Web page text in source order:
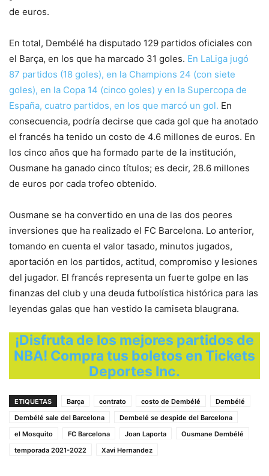
de euros.
En total, Dembélé ha disputado 129 partidos oficiales con
el Barça, en los que ha marcado 31 goles. En LaLiga jugó
87 partidos (18 goles), en la Champions 24 (con siete
goles), en la Copa 14 (cinco goles) y en la Supercopa de
España, cuatro partidos, en los que marcó un gol. En
consecuencia, podría decirse que cada gol que ha anotado
el francés ha tenido un costo de 4.6 millones de euros. En
los cinco años que ha formado parte de la institución,
Ousmane ha ganado cinco títulos; es decir, 28.6 millones
de euros por cada trofeo obtenido.
Ousmane se ha convertido en una de las dos peores
inversiones que ha realizado el FC Barcelona. Lo anterior,
tomando en cuenta el valor tasado, minutos jugados,
aportación en los partidos, actitud, compromiso y lesiones
del jugador. El francés representa un fuerte golpe en las
finanzas del club y una deuda futbolística histórica para las
leyendas galas que han vestido la camiseta blaugrana.
¡Disfruta de los mejores partidos de
NBA! Compra tus boletos en Tickets
Deportes Inc.
ETIQUETAS Barça contrato costo de Dembélé
Dembélé
Dembélé sale del Barcelona
Dembelé se despide del Barcelona
el Mosquito
FC Barcelona Joan Laporta
Ousmane Dembélé
temporada 2021-2022
Xavi Hernandez